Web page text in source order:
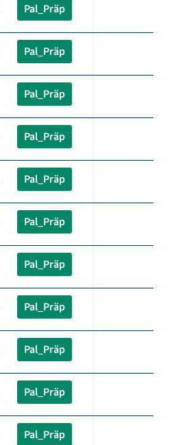
Pal_Präp
Pal_Präp
Pal_Präp
Pal_Präp
Pal_Präp
Pal_Präp
Pal_Präp
Pal_Präp
Pal_Präp
Pal_Präp
Pal_Präp